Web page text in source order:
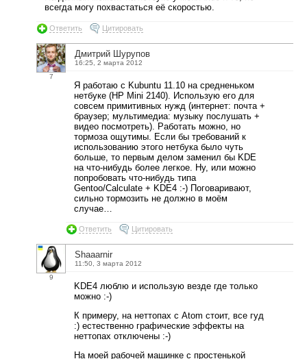
всегда могу похвастаться её скоростью.
Ответить Цитировать
7
Дмитрий Шурупов
16:25, 2 марта 2012
Я работаю с Kubuntu 11.10 на средненьком
нетбуке (HP Mini 2140). Использую его для
совсем примитивных нужд (интернет: почта +
браузер; мультимедиа: музыку послушать +
видео посмотреть). Работать можно, но
тормоза ощутимы. Если бы требований к
использованию этого нетбука было чуть
больше, то первым делом заменил бы KDE
на что-нибудь более легкое. Ну, или можно
попробовать что-нибудь типа
Gentoo/Calculate + KDE4 :-) Поговаривают,
сильно тормозить не должно в моём
случае…
Ответить Цитировать
9
Shaaarnir
11:50, 3 марта 2012
KDE4 люблю и использую везде где только
можно :-)
К примеру, на неттопах с Atom стоит, все гуд
:) естественно графические эффекты на
неттопах отключены :-)
На моей рабочей машинке с простенькой